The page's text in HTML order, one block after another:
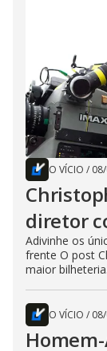
O VÍCIO /
diretor
Adivinhe os
frente O post
maior
O VÍCIO /